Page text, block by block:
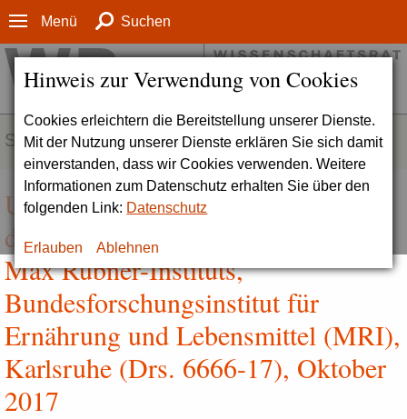
Hinweis zur Verwendung von Cookies
Cookies erleichtern die Bereitstellung unserer Dienste.
Mit der Nutzung unserer Dienste erklären Sie sich damit
einverstanden, dass wir Cookies verwenden. Weitere
Informationen zum Datenschutz erhalten Sie über den
folgenden Link: Datenschutz
Erlauben Ablehnen
Menü Suchen
SERVICE
Umsetzung der Empfehlungen aus
der zurückliegenden Evaluation des
Max Rubner-Instituts,
Bundesforschungsinstitut für
Ernährung und Lebensmittel (MRI),
Karlsruhe (Drs. 6666-17), Oktober
2017